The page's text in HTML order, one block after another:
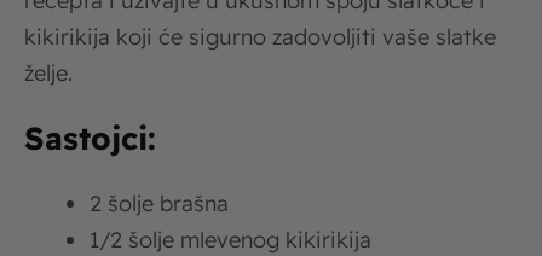
kikirikija koji će sigurno zadovoljiti vaše slatke
želje.
Sastojci:
2 šolje brašna
1/2 šolje mlevenog kikirikija